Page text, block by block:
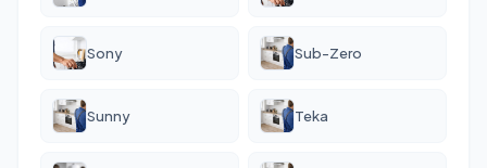
Sony Sub-Zero
Sunny Teka